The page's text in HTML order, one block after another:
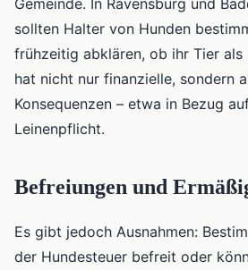
Gemeinde. In Ravensburg und
sollten Halter von Hunden
frühzeitig abklären, ob ihr Tier als
hat nicht nur finanzielle, sondern
Konsequenzen – etwa in Bezug
Leinenpflicht.
Befreiungen und
Es gibt jedoch Ausnahmen:
der Hundesteuer befreit oder